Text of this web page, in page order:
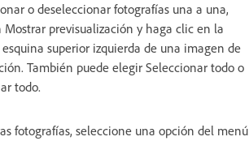
o deseleccionar fotografías una a una,
Mostrar previsualización y haga clic en la
superior izquierda de una imagen de
También puede elegir Seleccionar todo o
todo.
fotografías, seleccione una opción del menú